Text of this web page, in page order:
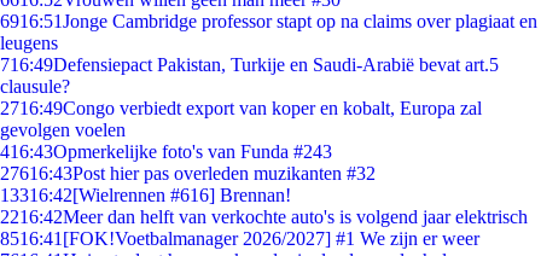
6916:51Jonge Cambridge professor stapt op na claims over plagiaat en
leugens
716:49Defensiepact Pakistan, Turkije en Saudi-Arabië bevat art.5
clausule?
2716:49Congo verbiedt export van koper en kobalt, Europa zal
gevolgen voelen
416:43Opmerkelijke foto's van Funda #243
27616:43Post hier pas overleden muzikanten #32
13316:42[Wielrennen #616] Brennan!
2216:42Meer dan helft van verkochte auto's is volgend jaar elektrisch
8516:41 [FOK!Voetbalmanager 2026/2027] #1 We zijn er weer